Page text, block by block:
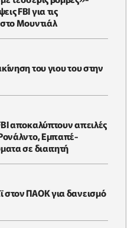
FBI για τις
Μουντιάλ
του γιου του στην
αποκαλύπτουν απειλές
Εμπαπέ-
σε διαιτητή
στον ΠΑΟΚ για δανεισμό